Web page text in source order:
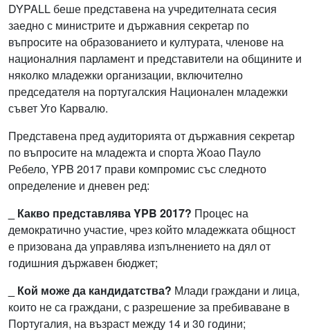
DYPALL беше представена на учредителната сесия
заедно с министрите и държавния секретар по
въпросите на образованието и културата, членове на
националния парламент и представители на общините и
няколко младежки организации, включително
председателя на португалския Национален младежки
съвет Уго Карвалю.
Представена пред аудиторията от държавния секретар
по въпросите на младежта и спорта Жоао Пауло
Ребело, YPB 2017 прави компромис със следното
определение и дневен ред:
_ Какво представлява YPB 2017? Процес на
демократично участие, чрез който младежката общност
е призована да управлява изпълнението на дял от
годишния държавен бюджет;
_ Кой може да кандидатства? Млади граждани и лица,
които не са граждани, с разрешение за пребиваване в
Португалия, на възраст между 14 и 30 години;